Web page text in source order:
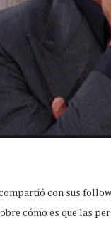
con sus
cómo es que las